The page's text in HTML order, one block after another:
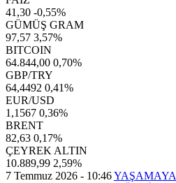
41,30 -0,55%
GÜMÜŞ GRAM
97,57 3,57%
BITCOIN
64.844,00 0,70%
GBP/TRY
64,4492 0,41%
EUR/USD
1,1567 0,36%
BRENT
82,63 0,17%
ÇEYREK ALTIN
10.889,99 2,59%
7 Temmuz 2026 - 10:46